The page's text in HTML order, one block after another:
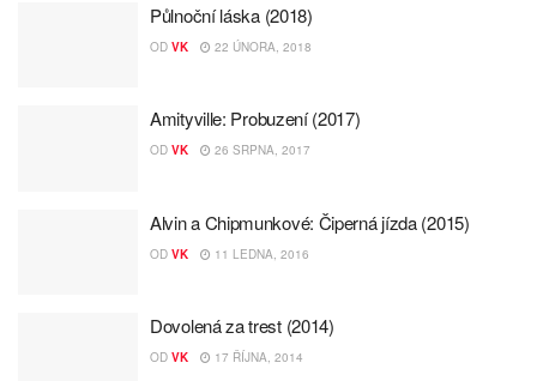
Půlnoční láska (2018)
OD VK 22 ÚNORA, 2018
Amityville: Probuzení (2017)
OD VK 26 SRPNA, 2017
Alvin a Chipmunkové: Čiperná jízda (2015)
OD VK 11 LEDNA, 2016
Dovolená za trest (2014)
OD VK 17 ŘÍJNA, 2014